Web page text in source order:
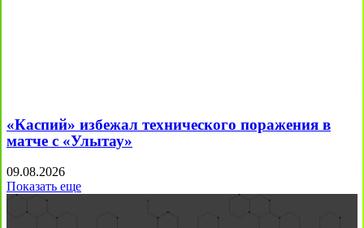
«Каспий» избежал технического поражения в
матче с «Улытау»
09.08.2026
Показать еще